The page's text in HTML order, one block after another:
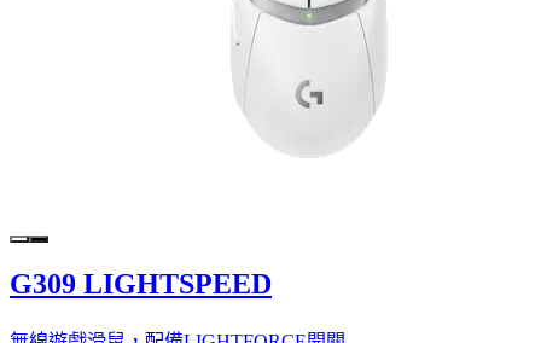
G309 LIGHTSPEED